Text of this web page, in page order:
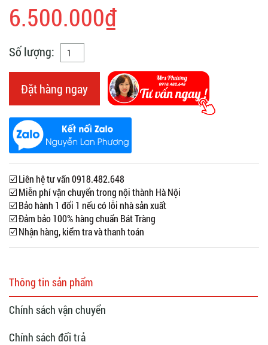
6.500.000₫
Số lượng:
Đặt hàng ngay
☑️ Liên hệ tư vấn 0918.482.648
☑️ Miễn phí vận chuyển trong nội thành Hà Nội
☑️ Bảo hành 1 đổi 1 nếu có lỗi nhà sản xuất
☑️ Đảm bảo 100% hàng chuẩn Bát Tràng
☑️ Nhận hàng, kiểm tra và thanh toán
Thông tin sản phẩm
Chính sách vận chuyển
Chính sách đổi trả